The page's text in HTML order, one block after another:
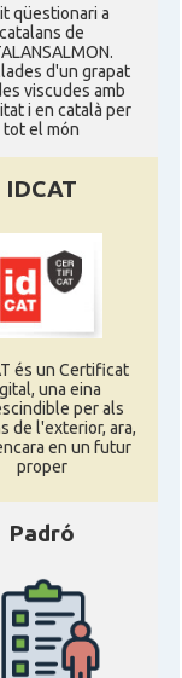
qüestionari a
catalans de
d'un grapat
viscudes amb
i en català per
tot el món
IDCAT
és un Certificat
una eina
per als
de l'exterior, ara,
en un futur
proper
Padró